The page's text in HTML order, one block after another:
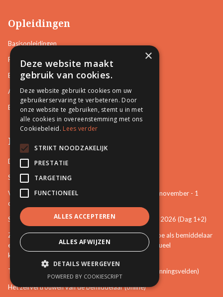
Opleidingen
Basisopleidingen
Familiale Bemiddeling
Burgerlijke en Handelszaken
Arbeidsrelaties en Sociale zaken
Bemiddeling in Bestuurszaken
Permanente vorming
De startbasis als erkend bemiddelaar (online)
Starten als bemiddelaar na mijn opleiding
Vertrouwenspersoon van de stem van het kind - 30-november - 1
december 2026 (Dag 3+4)
Stem van het kind en mattenspel - 18+19 november 2026 (Dag 1+2)
Zien, weten, handelen: een eerste verkenning over hoe als bemiddelaar
een bijdrage te leveren aan het voorkomen van seksueel
kindermisbruik (online)
The Art of Mediation Leadership (Leiderschap in spanningsvelden)
Het zelfvertrouwen van de bemiddelaar (online)
×
Deze website maakt
gebruik van cookies.
Deze website gebruikt cookies om uw
gebruikerservaring te verbeteren. Door
onze website te gebruiken, stemt u in met
alle cookies in overeenstemming met ons
Cookiebeleid. Lees verder
STRIKT NOODZAKELIJK
PRESTATIE
TARGETING
FUNCTIONEEL
ALLES ACCEPTEREN
ALLES AFWIJZEN
DETAILS WEERGEVEN
POWERED BY COOKIESCRIPT